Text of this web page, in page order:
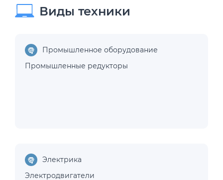
Виды техники
Промышленное оборудование
Промышленные редукторы
Электрика
Электродвигатели